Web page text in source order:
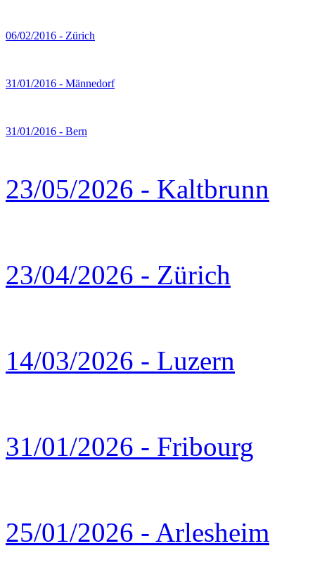
06/02/2016 - Zürich
31/01/2016 - Männedorf
31/01/2016 - Bern
23/05/2026 - Kaltbrunn
23/04/2026 - Zürich
14/03/2026 - Luzern
31/01/2026 - Fribourg
25/01/2026 - Arlesheim